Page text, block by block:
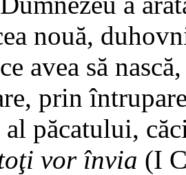
nouă,
avea să
prin
păcatului,
vor învia (I